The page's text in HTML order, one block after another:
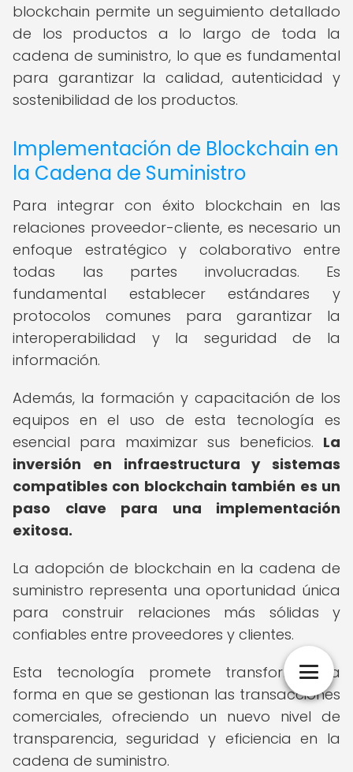
blockchain permite un seguimiento detallado
de los productos a lo largo de toda la
cadena de suministro, lo que es fundamental
para garantizar la calidad, autenticidad y
sostenibilidad de los productos.
Implementación de Blockchain en
la Cadena de Suministro
Para integrar con éxito blockchain en las
relaciones proveedor-cliente, es necesario un
enfoque estratégico y colaborativo entre
todas las partes involucradas. Es
fundamental establecer estándares y
protocolos comunes para garantizar la
interoperabilidad y la seguridad de la
información.
Además, la formación y capacitación de los
equipos en el uso de esta tecnología es
esencial para maximizar sus beneficios. La
inversión en infraestructura y sistemas
compatibles con blockchain también es un
paso clave para una implementación
exitosa.
La adopción de blockchain en la cadena de
suministro representa una oportunidad única
para construir relaciones más sólidas y
confiables entre proveedores y clientes.
Esta tecnología promete transformar la
forma en que se gestionan las transacciones
comerciales, ofreciendo un nuevo nivel de
transparencia, seguridad y eficiencia en la
cadena de suministro.